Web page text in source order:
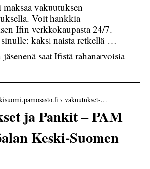
maksaa vakuutuksen
Voit hankkia
Ifin verkkokaupasta 24/7.
kaksi naista retkellä …
saat Ifistä rahanarvoisia
› vakuutukset-…
ja Pankit – PAM
Keski-Suomen